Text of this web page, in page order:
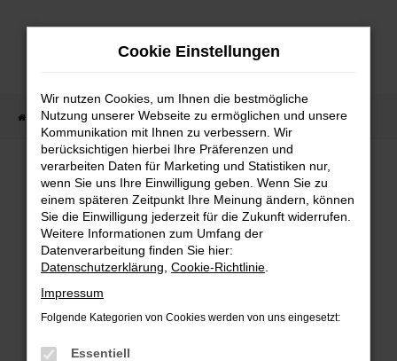
Zum
Startseite Fahrzeugangebote Fahrzeugbestand
FEHLER: NETWORK ERROR
Beim Laden ist ein Fehler aufgetreten.
Hier sind ein paar Tipps, die dir helfen können:
Überprüfe deine Firewall und deine
Laden andere Webseiten, zum Beispiel deine
Suchmaschine?
Cookie Einstellungen
Wir nutzen Cookies, um Ihnen die bestmögliche
Nutzung unserer Webseite zu ermöglichen und unsere
Kommunikation mit Ihnen zu verbessern. Wir
berücksichtigen hierbei Ihre Präferenzen und
verarbeiten Daten für Marketing und Statistiken nur,
wenn Sie uns Ihre Einwilligung geben. Wenn Sie zu
einem späteren Zeitpunkt Ihre Meinung ändern, können
Sie die Einwilligung jederzeit für die Zukunft widerrufen.
Weitere Informationen zum Umfang der
Datenverarbeitung finden Sie hier:
Datenschutzerklärung Cookie-Richtlinie
Impressum
Folgende Kategorien von Cookies werden von uns eingesetzt:
Essentiell